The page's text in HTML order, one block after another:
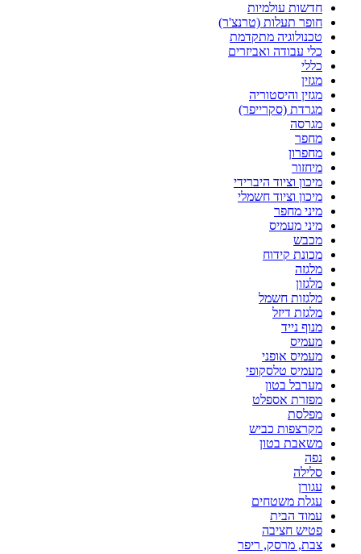
חדשות עולמיות
חופר תעלות (טרנצ'ר)
טכנולוגיה מתקדמת
כלי עבודה ואביזרים
כללי
מגזין
מגזין והיסטוריה
מגרדת (סקרייפר)
מגרסה
מחפר
מחפרון
מיחזור
מיכון וציוד היברידי
מיכון וציוד חשמלי
מיני מחפר
מיני מעמיס
מכבש
מכונת קידוח
מלגזה
מלגזון
מלגזות חשמל
מלגזת דיזל
מנוף נייד
מעמיס
מעמיס אופני
מעמיס טלסקופי
מערבל בטון
מפזרת אספלט
מפלסת
מקרצפות כביש
משאבת בטון
נפה
סלילה
עגורן
עגלת משטחים
עמוד הבית
פטיש חציבה
צבת, מרסק, ריפר